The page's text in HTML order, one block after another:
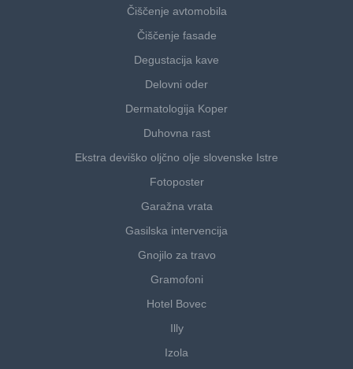
Čiščenje avtomobila
Čiščenje fasade
Degustacija kave
Delovni oder
Dermatologija Koper
Duhovna rast
Ekstra deviško oljčno olje slovenske Istre
Fotoposter
Garažna vrata
Gasilska intervencija
Gnojilo za travo
Gramofoni
Hotel Bovec
Illy
Izola